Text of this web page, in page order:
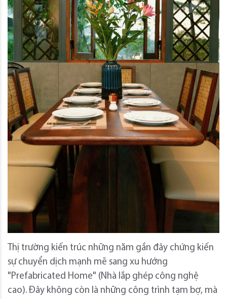
Thị trường kiến trúc những năm gần đây chứng kiến
sự chuyển dịch mạnh mẽ sang xu hướng
"Prefabricated Home" (Nhà lắp ghép công nghệ
cao). Đây không còn là những công trình tạm bợ, mà